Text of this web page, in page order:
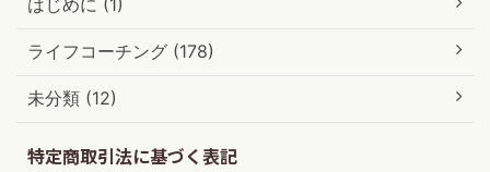
ライフコーチング (178)
未分類 (12)
特定商取引法に基づく表記